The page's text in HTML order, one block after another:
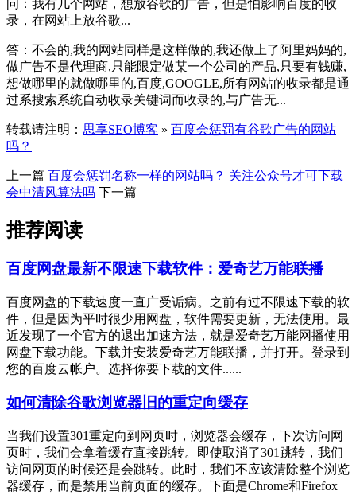
问：我有几个网站，想放谷歌的广告，但是怕影响百度的收
录，在网站上放谷歌...
答：不会的,我的网站同样是这样做的,我还做上了阿里妈妈的,
做广告不是代理商,只能限定做某一个公司的产品,只要有钱赚,
想做哪里的就做哪里的,百度,GOOGLE,所有网站的收录都是通
过系搜索系统自动收录关键词而收录的,与广告无...
转载请注明： 思享SEO博客 » 百度会惩罚有谷歌广告的网站
吗？
上一篇 百度会惩罚名称一样的网站吗？ 关注公众号才可下载
会中清风算法吗 下一篇
推荐阅读
百度网盘最新不限速下载软件：爱奇艺万能联播
百度网盘的下载速度一直广受诟病。之前有过不限速下载的软
件，但是因为平时很少用网盘，软件需要更新，无法使用。最
近发现了一个官方的退出加速方法，就是爱奇艺万能网播使用
网盘下载功能。下载并安装爱奇艺万能联播，并打开。登录到
您的百度云帐户。选择你要下载的文件......
如何清除谷歌浏览器旧的重定向缓存
当我们设置301重定向到网页时，浏览器会缓存，下次访问网
页时，我们会拿着缓存直接跳转。即使取消了301跳转，我们
访问网页的时候还是会跳转。此时，我们不应该清除整个浏览
器缓存，而是禁用当前页面的缓存。下面是Chrome和Firefox